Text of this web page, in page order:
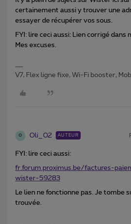
certainement aussi y trouver une
essayer de récupérer vos sous.
FYI: lire ceci aussi: Lien corrigé dans
Mes excuses.
V7, Flex ligne fixe, Wi-Fi booster,
O Oli_02 AUTEUR
FYI: lire ceci aussi:
fr.forum.proximus.be/factures-
wister-59283
Le lien ne fonctionne pas. Je tombe
trouvée.